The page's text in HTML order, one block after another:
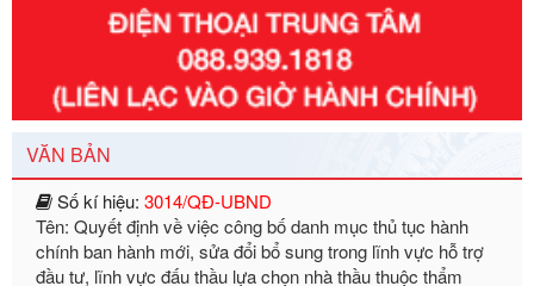
VĂN BẢN
Số kí hiệu:351/2025/NĐ-CP
Tên: Nghị định số 351/2025/NĐ-CP của Chính phủ: Quy
định chuẩn nghèo đa chiều quốc gia giai đoạn 2026 - 2030
Ngày ban hành: 29/12/2026
Số kí hiệu:3014/QĐ-UBND
Tên: Quyết định về việc công bố danh mục thủ tục hành
chính ban hành mới, sửa đổi bổ sung trong lĩnh vực hỗ trợ
đầu tư, lĩnh vực đấu thầu lựa chọn nhà thầu thuộc thẩm
quyền giải quyết của Sở Tài chính và Ban Quản lý Khu kinh
tế Đông Nam Nghệ An
Ngày ban hành: 23/09/2026